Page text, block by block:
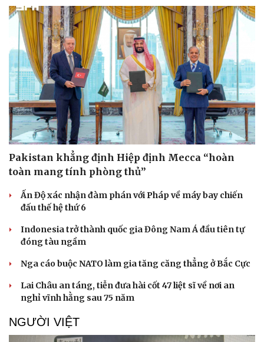
Pakistan khẳng định Hiệp định Mecca “hoàn
toàn mang tính phòng thủ”
Ấn Độ xác nhận đàm phán với Pháp về máy bay chiến
đấu thế hệ thứ 6
Indonesia trở thành quốc gia Đông Nam Á đầu tiên tự
đóng tàu ngầm
Nga cáo buộc NATO làm gia tăng căng thẳng ở Bắc Cực
Lai Châu an táng, tiễn đưa hài cốt 47 liệt sĩ về nơi an
nghỉ vĩnh hằng sau 75 năm
NGƯỜI VIỆT